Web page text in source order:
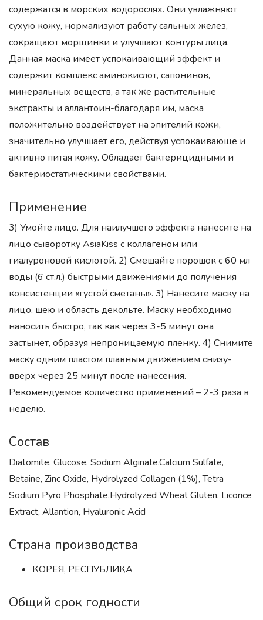
содержатся в морских водорослях. Они увлажняют
сухую кожу, нормализуют работу сальных желез,
сокращают морщинки и улучшают контуры лица.
Данная маска имеет успокаивающий эффект и
содержит комплекс аминокислот, сапонинов,
минеральных веществ, а так же растительные
экстракты и аллантоин-благодаря им, маска
положительно воздействует на эпителий кожи,
значительно улучшает его, действуя успокаивающе и
активно питая кожу. Обладает бактерицидными и
бактериостатическими свойствами.
Применение
3) Умойте лицо. Для наилучшего эффекта нанесите на
лицо сыворотку AsiaKiss с коллагеном или
гиалуроновой кислотой. 2) Смешайте порошок с 60 мл
воды (6 ст.л.) быстрыми движениями до получения
консистенции «густой сметаны». 3) Нанесите маску на
лицо, шею и область декольте. Маску необходимо
наносить быстро, так как через 3-5 минут она
застынет, образуя непроницаемую пленку. 4) Снимите
маску одним пластом плавным движением снизу-
вверх через 25 минут после нанесения.
Рекомендуемое количество применений – 2-3 раза в
неделю.
Состав
Diatomite, Glucose, Sodium Alginate,Calcium Sulfate,
Betaine, Zinc Oxide, Hydrolyzed Collagen (1%), Tetra
Sodium Pyro Phosphate,Hydrolyzed Wheat Gluten, Licorice
Extract, Allantion, Hyaluronic Acid
Страна производства
КОРЕЯ, РЕСПУБЛИКА
Общий срок годности